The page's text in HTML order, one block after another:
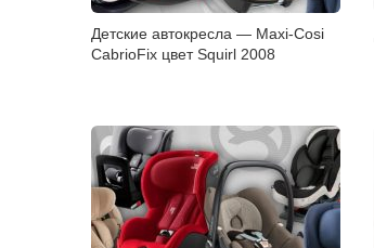
Детские автокресла — Maxi-Cosi
CabrioFix цвет Squirl 2008